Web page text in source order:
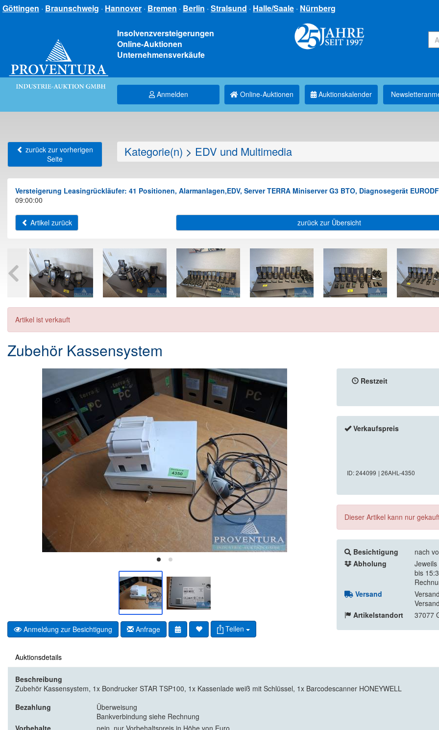
Göttingen · Braunschweig · Hannover · Bremen · Berlin · Stralsund · Halle/Saale · Nürnberg
Insolvenzversteigerungen
Online-Auktionen
Unternehmensverkäufe
Anmelden Online-Auktionen Auktionskalender
zurück zur vorherigen
Seite
Kategorie(n) > EDV und Multimedia
Versteigerung Leasingrückläufer: 41 Positionen, Alarmanlagen,EDV, Server TERRA Miniserver G3 BTO, Diagnosegerät
09:00:00
Artikel zurück zurück zur Übersicht
Artikel ist verkauft
Zubehör Kassensystem
Anmeldung zur Besichtigung Anfrage Teilen
Restzeit
Verkaufspreis
ID: 244099 | 26AHL-4350
Dieser Artikel kann nur
Besichtigung
nach
Abholung
bis
Versand
Artikelstandort
37077
Auktionsdetails
Beschreibung
Zubehör Kassensystem, 1x Bondrucker STAR TSP100, 1x Kassenlade weiß mit Schlüssel, 1x Barcodescanner HONEYWELL
Bezahlung
Überweisung
Bankverbindung siehe Rechnung